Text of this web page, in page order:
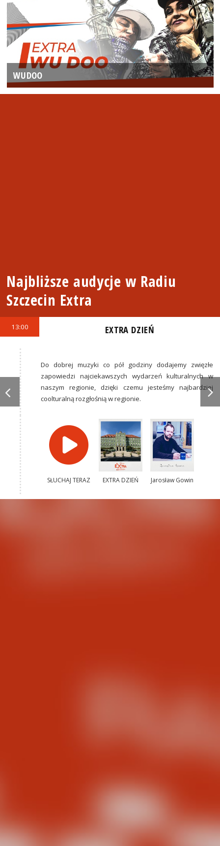
WUDOO
Najbliższe audycje w Radiu
Szczecin Extra
13:00 EXTRA DZIEŃ
Do dobrej muzyki co pół godziny dodajemy zwięzłe
zapowiedzi najciekawszych wydarzeń kulturalnych w
naszym regionie, dzięki czemu jesteśmy najbardziej
coolturalną rozgłośnią w regionie.
SŁUCHAJ TERAZ EXTRA DZIEŃ Jarosław Gowin